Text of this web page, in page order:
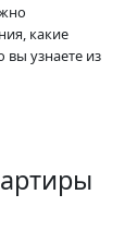
какие
вы узнаете из